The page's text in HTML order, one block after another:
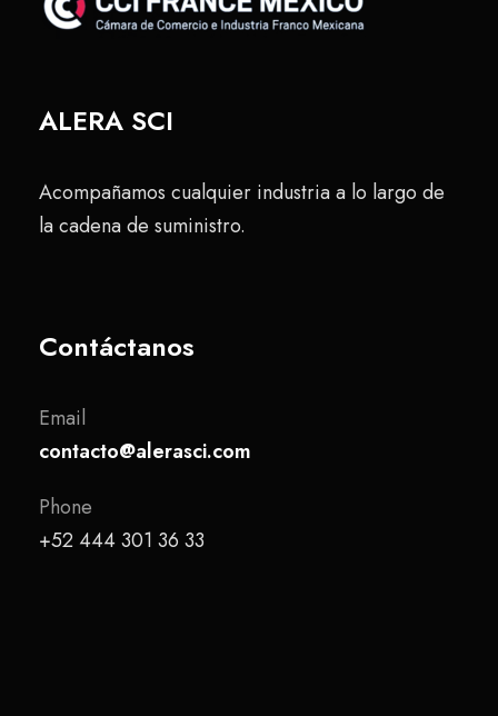
ALERA SCI
Acompañamos cualquier industria a lo largo de
la cadena de suministro.
Contáctanos
Email
contacto@alerasci.com
Phone
+52 444 301 36 33